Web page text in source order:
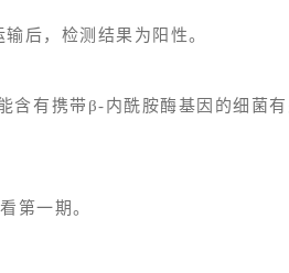
后，检测结果为阳性。
含有携带β-内酰胺酶基因的细菌
第一期。